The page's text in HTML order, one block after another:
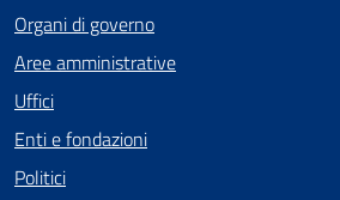
Organi di governo
Aree amministrative
Uffici
Enti e fondazioni
Politici